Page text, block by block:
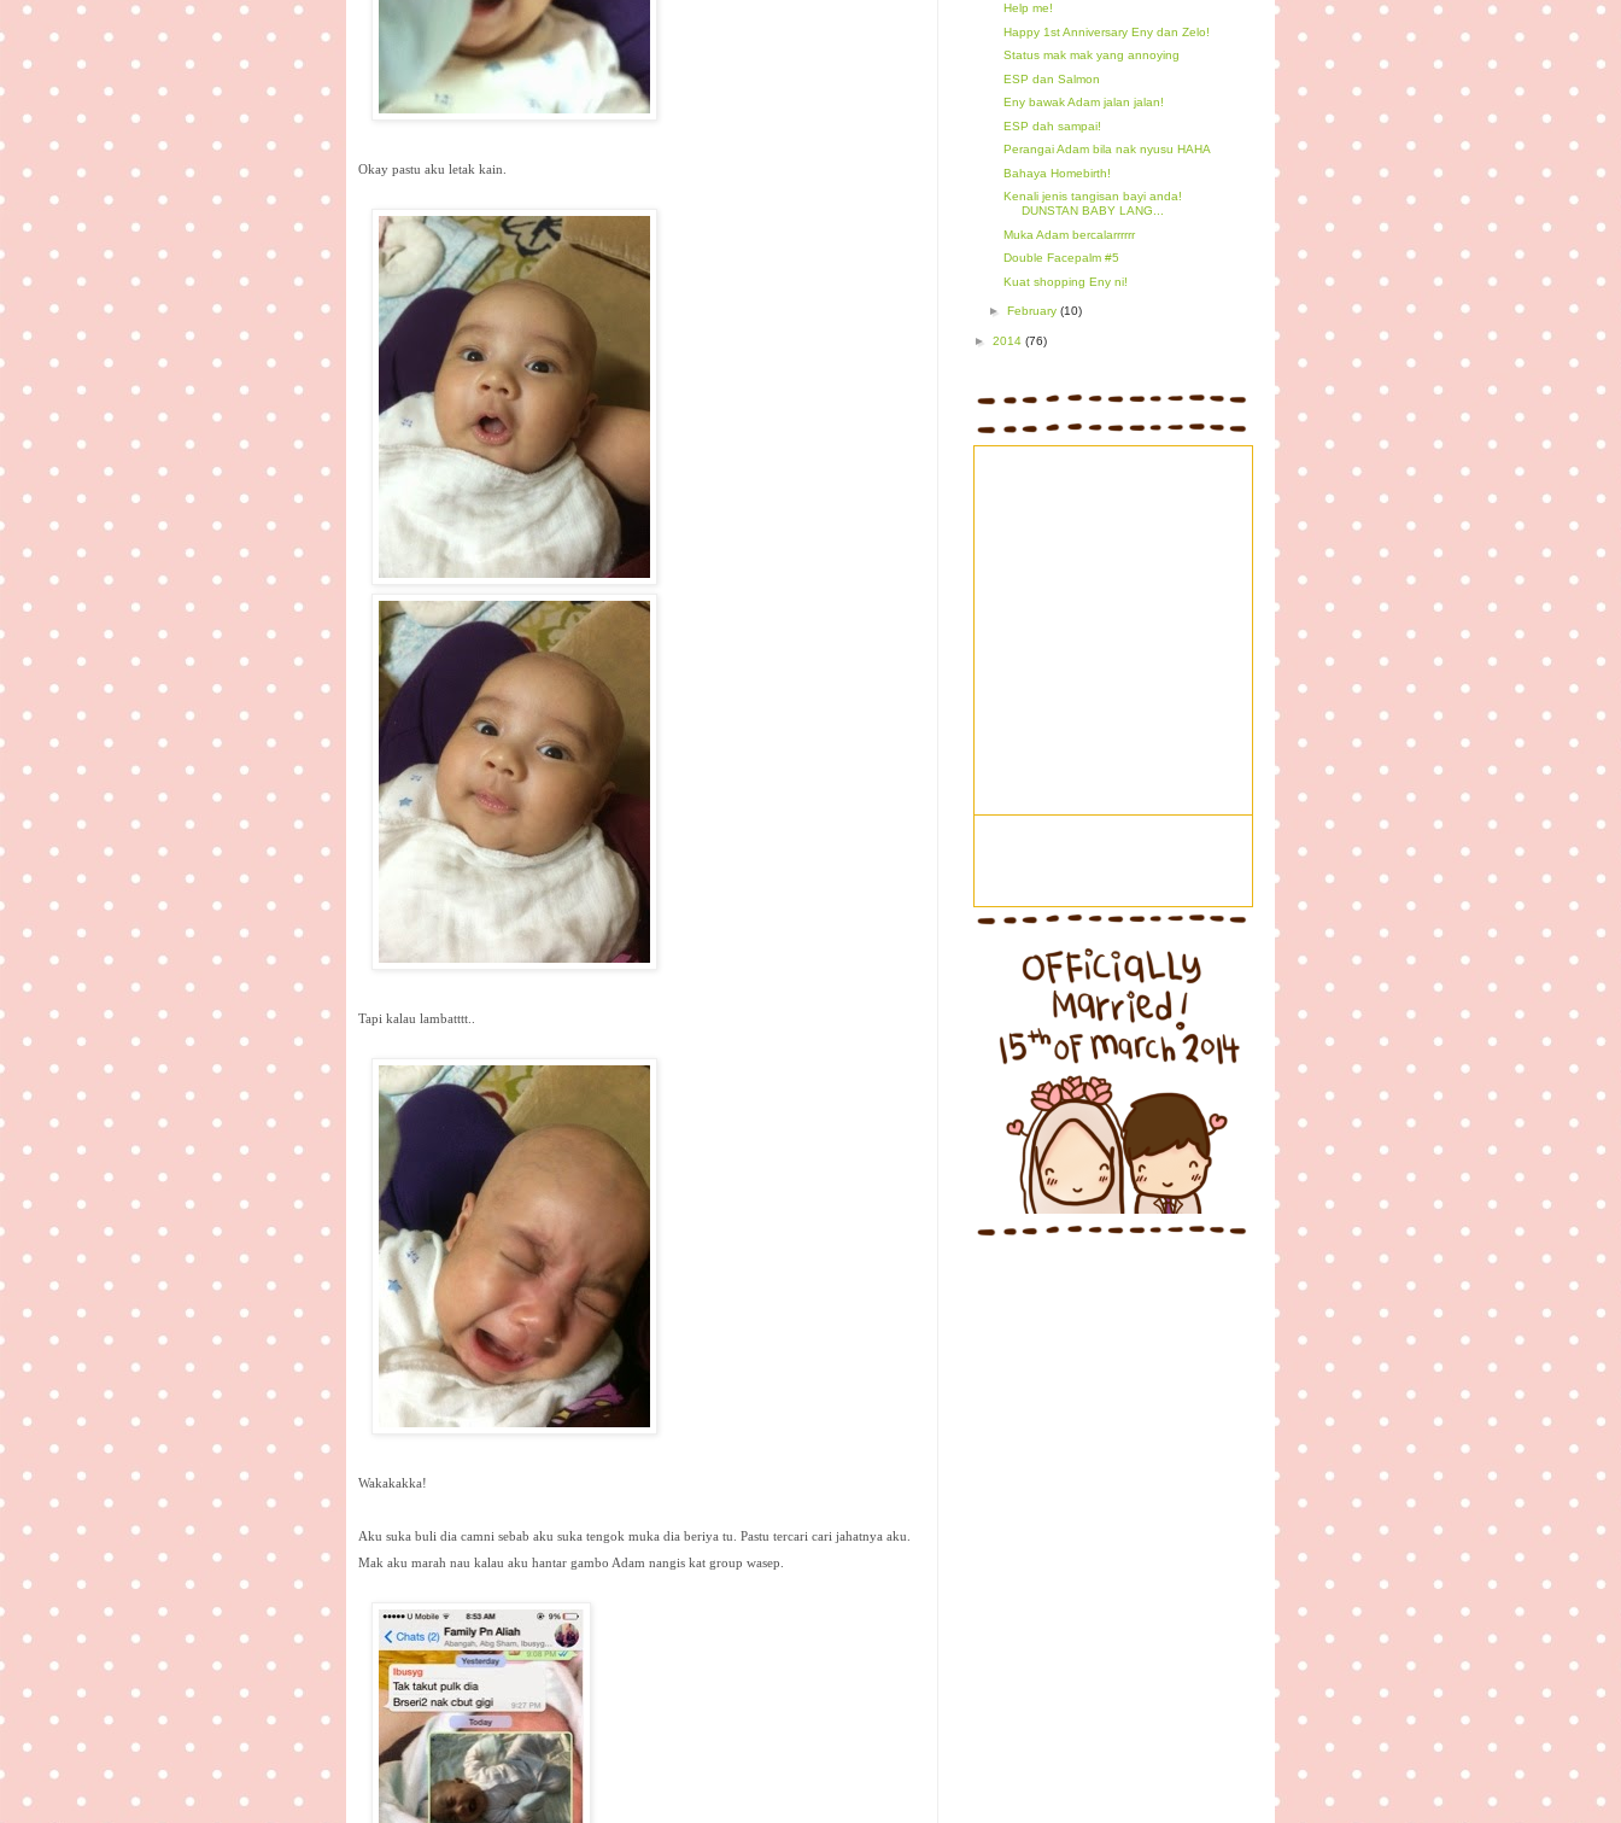
Okay pastu aku letak kain.
Tapi kalau lambatttt..
Wakakakka!
Aku suka buli dia camni sebab aku suka tengok muka dia beriya tu. Pastu tercari cari jahatnya aku.
Mak aku marah nau kalau aku hantar gambo Adam nangis kat group wasep.
Help me!
Happy 1st Anniversary Eny dan Zelo!
Status mak mak yang annoying
ESP dan Salmon
Eny bawak Adam jalan jalan!
ESP dah sampai!
Perangai Adam bila nak nyusu HAHA
Bahaya Homebirth!
Kenali jenis tangisan bayi anda!
DUNSTAN BABY LANG...
Muka Adam bercalarrrrrr
Double Facepalm #5
Kuat shopping Eny ni!
► February (10)
► 2014 (76)